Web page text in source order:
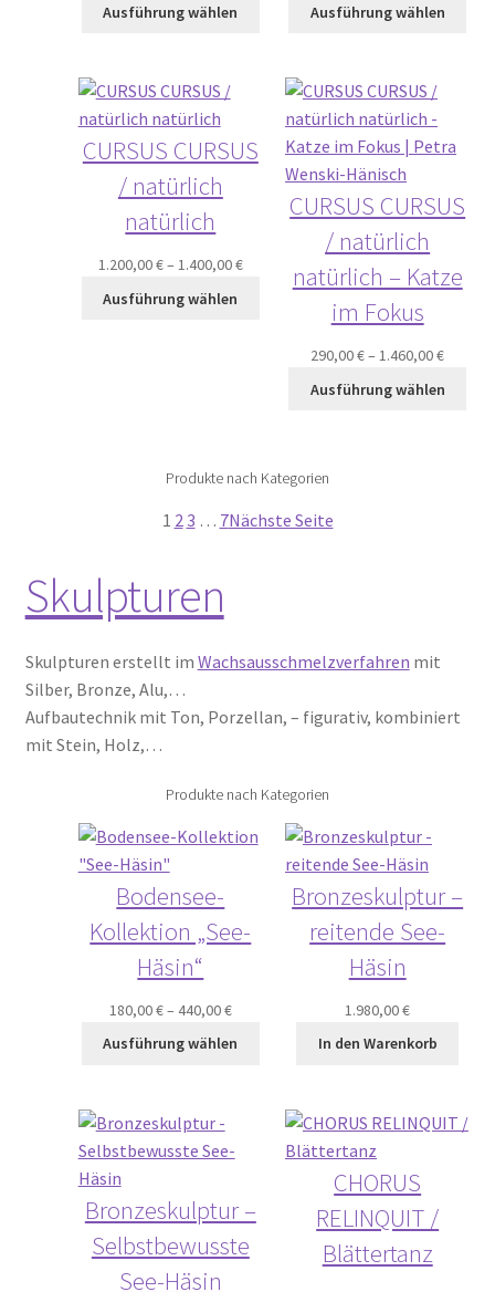
Ausführung wählen
Ausführung wählen
CURSUS CURSUS
/ natürlich
natürlich
1.200,00€– 1.400,00€
Ausführung wählen
CURSUS CURSUS
/ natürlich
natürlich – Katze
im Fokus
290,00€–1.460,00€
Ausführung wählen
Produkte nach Kategorien
1 23 … 7Nächste Seite
Skulpturen
Skulpturen erstellt im Wachsausschmelzverfahren mit
Silber, Bronze, Alu,…
Aufbautechnik mit Ton, Porzellan, – figurativ, kombiniert
mit Stein, Holz,…
Produkte nach Kategorien
Bodensee-
Kollektion „See-
Häsin“
180,00€– 440,00€
Ausführung wählen
Bronzeskulptur –
reitende See-
Häsin
1.980,00€
In den Warenkorb
Bronzeskulptur –
Selbstbewusste
See-Häsin
CHORUS
RELINQUIT /
Blättertanz